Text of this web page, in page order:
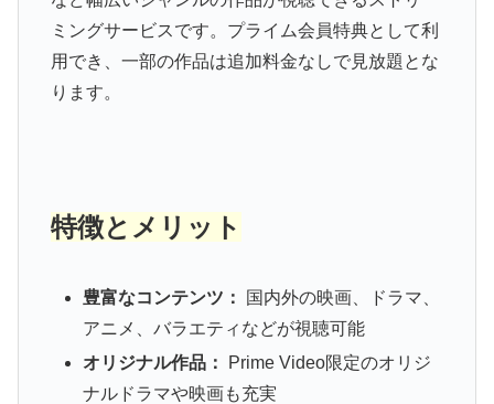
ミングサービスです。プライム会員特典として利
用でき、一部の作品は追加料金なしで見放題とな
ります。
特徴とメリット
豊富なコンテンツ：
国内外の映画、ドラマ、
アニメ、バラエティなどが視聴可能
オリジナル作品：
Prime Video限定のオリジ
ナルドラマや映画も充実